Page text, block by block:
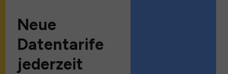
Neue
Datentarife
jederzeit